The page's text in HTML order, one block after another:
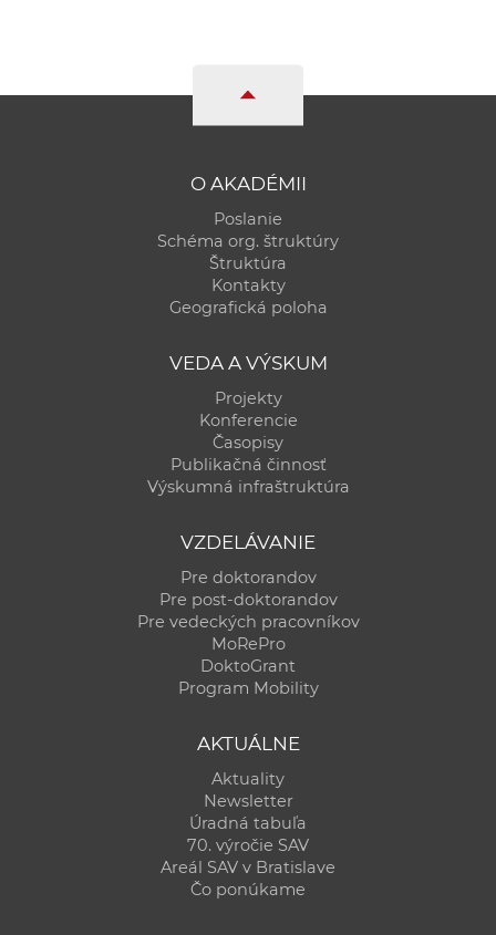
O AKADÉMII
Poslanie
Schéma org. štruktúry
Štruktúra
Kontakty
Geografická poloha
VEDA A VÝSKUM
Projekty
Konferencie
Časopisy
Publikačná činnosť
Výskumná infraštruktúra
VZDELÁVANIE
Pre doktorandov
Pre post-doktorandov
Pre vedeckých pracovníkov
MoRePro
DoktoGrant
Program Mobility
AKTUÁLNE
Aktuality
Newsletter
Úradná tabuľa
70. výročie SAV
Areál SAV v Bratislave
Čo ponúkame